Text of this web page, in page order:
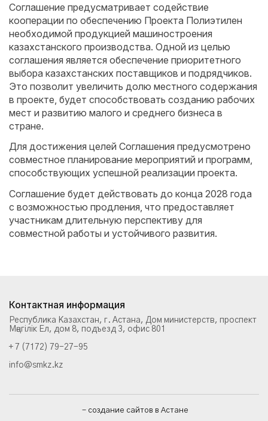
Соглашение предусматривает содействие
кооперации по обеспечению Проекта Полиэтилен
необходимой продукцией машиностроения
казахстанского производства. Одной из целью
соглашения является обеспечение приоритетного
выбора казахстанских поставщиков и подрядчиков.
Это позволит увеличить долю местного содержания
в проекте, будет способствовать созданию рабочих
мест и развитию малого и среднего бизнеса в
стране.
Для достижения целей Соглашения предусмотрено
совместное планирование мероприятий и программ,
способствующих успешной реализации проекта.
Соглашение будет действовать до конца 2028 года
с возможностью продления, что предоставляет
участникам длительную перспективу для
совместной работы и устойчивого развития.
Контактная информация
Республика Казахстан, г. Астана, Дом министерств, проспект
Мәңгілік Ел, дом 8, подъезд 3, офис 801
+ 7 (7172) 79-27-95
info@smkz.kz
- создание сайтов в Астане